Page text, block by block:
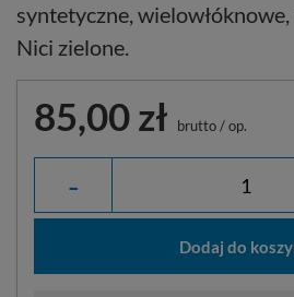
syntetyczne, wielowłóknowe,
Nici zielone.
85,00 zł brutto/op.
-
Dodaj do